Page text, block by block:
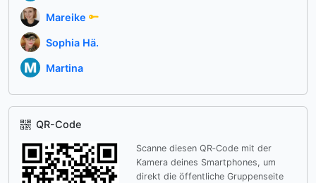
Mareike
Sophia Hä.
Martina
QR-Code
Scanne diesen QR‑Code mit der
Kamera deines Smartphones, um
direkt die öffentliche Gruppenseite